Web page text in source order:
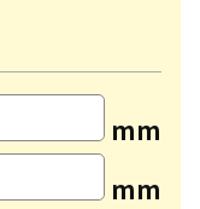
mm
mm